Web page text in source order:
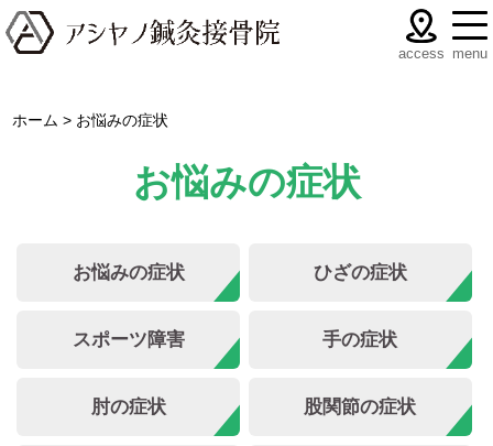
access menu
ホーム > お悩みの症状
お悩みの症状
お悩みの症状 ひざの症状
スポーツ障害 手の症状
肘の症状 股関節の症状